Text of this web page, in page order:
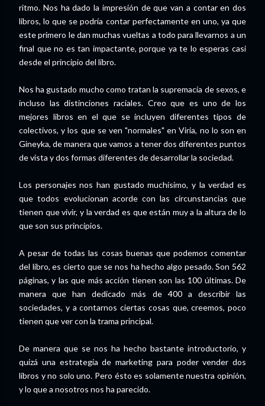
ritmo. Nos ha dado la impresión de que van a contar en dos
libros, lo que se podría contar perfectamente en uno, ya que
este primero le dan muchas vueltas a todo para llevarnos a un
final que no es tan impactante, porque ya te lo esperas casi
desde el principio del libro.
Nos ha gustado mucho como tratan la supremacía de sexos, e
incluso las distinciones raciales. Creo que es uno de los
mejores libros en el que se incluyen diferentes tipos de
colectivos, y los que se ven "normales" en Viria, no lo son en
Gineyka, de manera que vamos a tener dos diferentes puntos
de vista y dos formas diferentes de desarrollar la sociedad.
Los personajes nos han gustado muchísimo, y la verdad es
que todos evolucionan acorde con las circunstancias que
tienen que vivir, y la verdad es que están muy a la altura de lo
que son sus principios.
A pesar de todas las cosas buenas que podemos comentar
del libro, es cierto que se nos ha hecho algo pesado. Son 562
páginas, y las que más acción tienen son las 100 últimas. De
manera que han dedicado más de 400 a describir las
sociedades, y a contarnos ciertas cosas que, creemos, poco
tienen que ver con la trama principal.
De manera que se nos ha hecho bastante introductorio, y
quizá una estrategia de marketing para poder vender dos
libros y no solo uno. Pero ésto es solamente nuestra opinión,
y lo que a nosotros nos ha parecido.